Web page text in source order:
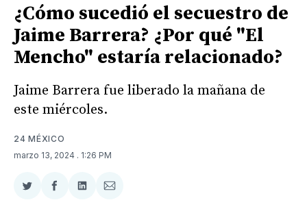
¿Cómo sucedió el secuestro de
Jaime Barrera? ¿Por qué "El
Mencho" estaría relacionado?
Jaime Barrera fue liberado la mañana de
este miércoles.
24 MÉXICO
marzo 13, 2024 . 1:26 PM
CompartirCompartir
CompartirCompartir